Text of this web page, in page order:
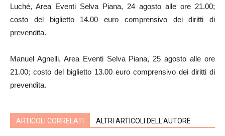
Luché, Area Eventi Selva Piana, 24 agosto alle ore 21.00;
costo del biglietto 14.00 euro comprensivo dei diritti di
prevendita.
Manuel Agnelli, Area Eventi Selva Piana, 25 agosto alle ore
21.00; costo del biglietto 13.00 euro comprensivo dei diritti di
prevendita.
ARTICOLI CORRELATI ALTRI ARTICOLI DELL'AUTORE